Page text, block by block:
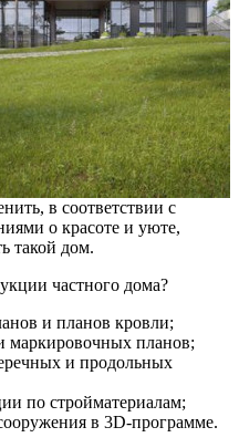
в соответствии с
о красоте и уюте,
такой дом.
частного дома?
и планов кровли;
маркировочных планов;
и продольных
по стройматериалам;
в 3D-программе.